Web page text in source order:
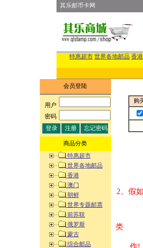
其乐邮币卡网
特惠超市 世界各地邮品 香港
会员登陆
用户:
密码:
商品分类
特惠超市
世界各地邮品
香港
澳门
朝鲜
世界专题邮票
前苏联
俄罗斯
蒙古
综合邮品
购
1
2、
类
作!